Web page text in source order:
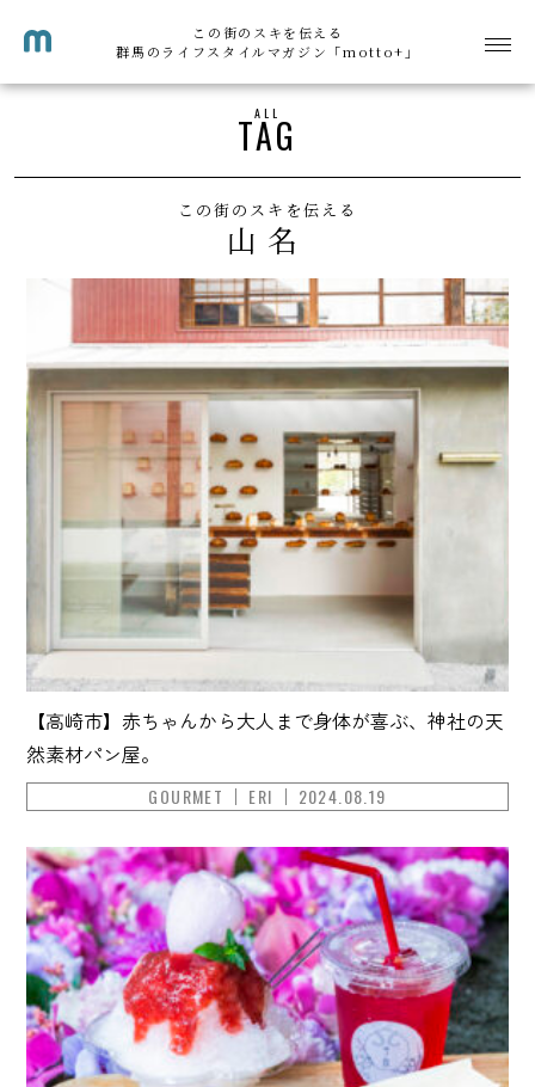
この街のスキを伝える
群馬のライフスタイルマガジン「motto+」
ALL
TAG
この街のスキを伝える
山名
【高崎市】赤ちゃんから大人まで身体が喜ぶ、神社の天
然素材パン屋。
GOURMET ERI 2024.08.19